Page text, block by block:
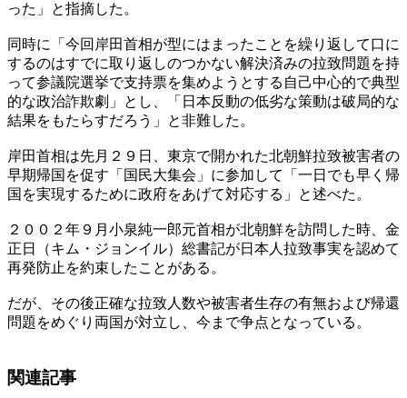
った」と指摘した。
同時に「今回岸田首相が型にはまったことを繰り返して口に
するのはすでに取り返しのつかない解決済みの拉致問題を持
って参議院選挙で支持票を集めようとする自己中心的で典型
的な政治詐欺劇」とし、「日本反動の低劣な策動は破局的な
結果をもたらすだろう」と非難した。
岸田首相は先月２９日、東京で開かれた北朝鮮拉致被害者の
早期帰国を促す「国民大集会」に参加して「一日でも早く帰
国を実現するために政府をあげて対応する」と述べた。
２００２年９月小泉純一郎元首相が北朝鮮を訪問した時、金
正日（キム・ジョンイル）総書記が日本人拉致事実を認めて
再発防止を約束したことがある。
だが、その後正確な拉致人数や被害者生存の有無および帰還
問題をめぐり両国が対立し、今まで争点となっている。
関連記事